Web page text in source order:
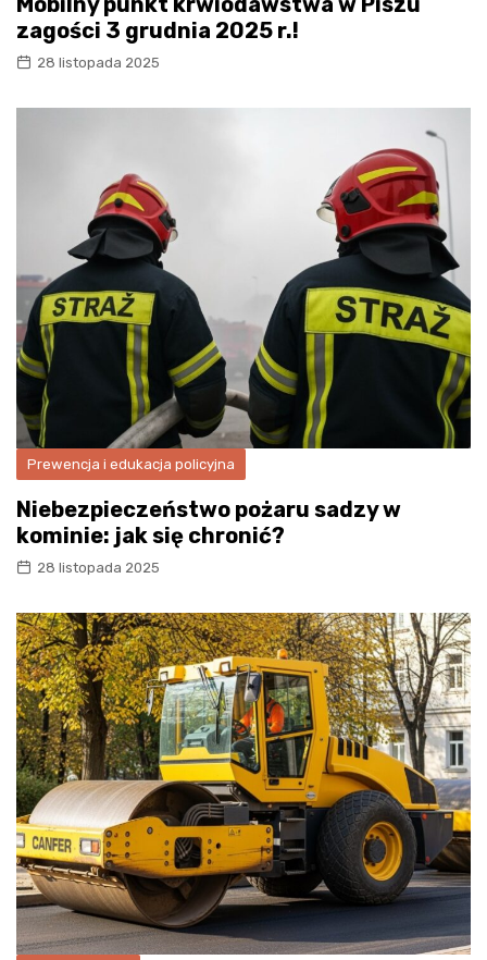
zagości 3 grudnia 2025 r.!
28 listopada 2025
Prewencja i edukacja policyjna
Niebezpieczeństwo pożaru sadzy w
kominie: jak się chronić?
28 listopada 2025